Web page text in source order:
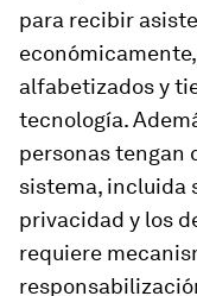
para recibir
alfabetizados y
tecnología.
personas tengan
sistema, incluida
privacidad y los
requiere